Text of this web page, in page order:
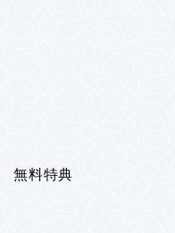
無料特典